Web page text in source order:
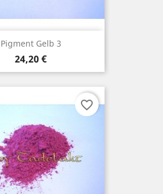
Pigment Gelb 3
Preis
24,20 €
favorite_border